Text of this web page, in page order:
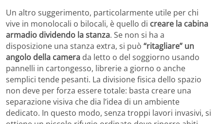
Un altro suggerimento, particolarmente utile per chi
vive in monolocali o bilocali, è quello di creare la cabina
armadio dividendo la stanza. Se non si ha a
disposizione una stanza extra, si può “ritagliare” un
angolo della camera da letto o del soggiorno usando
pannelli in cartongesso, librerie a giorno o anche
semplici tende pesanti. La divisione fisica dello spazio
non deve per forza essere totale: basta creare una
separazione visiva che dia l’idea di un ambiente
dedicato. In questo modo, senza troppi lavori invasivi, si